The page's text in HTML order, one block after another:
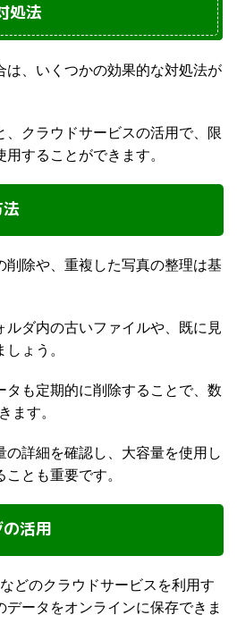
処法
は、いくつかの効果的な対処法が
、クラウドサービスの活用で、限
することができます。
削除や、重複した写真の整理は基
ルダ内の古いファイルや、既に見
ょう。
タも定期的に削除することで、数
ます。
詳細を確認し、大容量を使用し
とも重要です。
活用
どのクラウドサービスを利用す
データをオンラインに保存できま